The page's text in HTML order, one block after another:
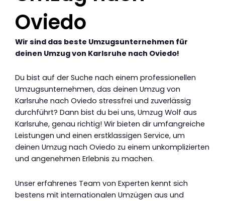
Oviedo
Wir sind das beste Umzugsunternehmen für
deinen Umzug von Karlsruhe nach Oviedo!
Du bist auf der Suche nach einem professionellen
Umzugsunternehmen, das deinen Umzug von
Karlsruhe nach Oviedo stressfrei und zuverlässig
durchführt? Dann bist du bei uns, Umzug Wolf aus
Karlsruhe, genau richtig! Wir bieten dir umfangreiche
Leistungen und einen erstklassigen Service, um
deinen Umzug nach Oviedo zu einem unkomplizierten
und angenehmen Erlebnis zu machen.
Unser erfahrenes Team von Experten kennt sich
bestens mit internationalen Umzügen aus und